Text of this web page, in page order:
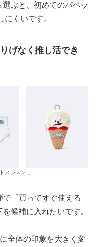
ぶと、初めてのパペッ
にくいです。
げなく推し活でき
スンスン 」
「買ってすぐ使える
候補に入れたいです。
全体の印象を大きく変